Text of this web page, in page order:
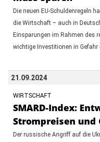
Die neuen EU-Schuldenregeln
die Wirtschaft – auch in
Einsparungen im Rahmen des
wichtige Investitionen in Gefahr
21.09.2024
WIRTSCHAFT
SMARD-Index:
Strompreisen und
Der russische Angriff auf die